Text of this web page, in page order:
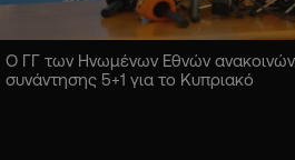
Ο ΓΓ των Ηνωμένων Εθνών
συνάντησης 5+1 για το Κυπριακό